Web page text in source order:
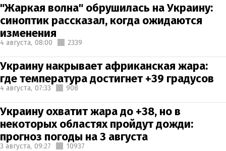
"Жаркая волна" обрушилась на Украину:
синоптик рассказал, когда ожидаются
изменения
4 августа, 08:00 2339
Украину накрывает африканская жара:
где температура достигнет +39 градусов
4 августа, 07:33 908
Украину охватит жара до +38, но в
некоторых областях пройдут дожди:
прогноз погоды на 3 августа
3 августа, 09:27 10937